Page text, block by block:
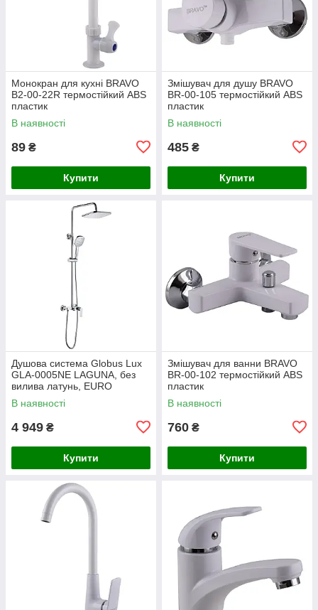
Монокран для кухні BRAVO
B2-00-22R термостійкий ABS
пластик
В наявності
89 ₴
Купити
Змішувач для душу BRAVO
BR-00-105 термостійкий ABS
пластик
В наявності
485 ₴
Купити
Душова система Globus Lux
GLA-0005NE LAGUNA, без
вилива латунь, EURO
В наявності
4 949 ₴
Купити
Змішувач для ванни BRAVO
BR-00-102 термостійкий ABS
пластик
В наявності
760 ₴
Купити